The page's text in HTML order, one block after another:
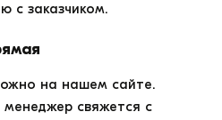
с заказчиком.
на нашем сайте.
свяжется с